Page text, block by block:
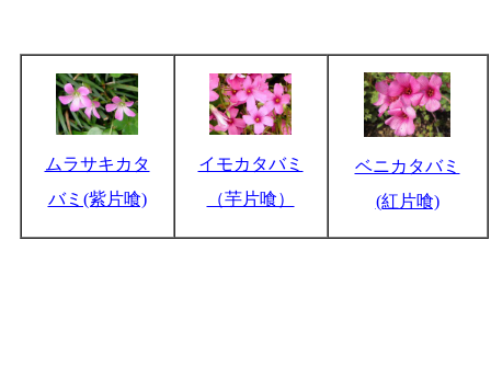
ムラサキカタ
バミ(紫片喰)
イモカタバミ
（芋片喰）
ベニカタバミ
(紅片喰)